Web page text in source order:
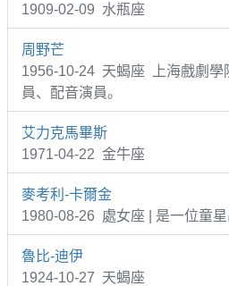
1909-02-09 水瓶座
周野芒
1956-10-24 天蝎座 上海戲劇學
員、配音演員。
艾力克馬畢斯
1971-04-22 金牛座
麥考利-卡爾金
1980-08-26 處女座 | 是一位童
魯比-迪伊
1924-10-27 天蝎座